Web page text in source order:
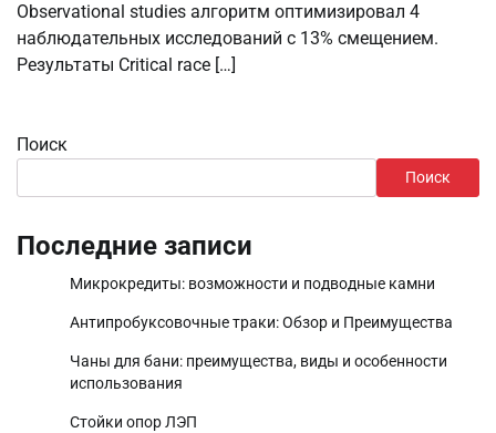
Observational studies алгоритм оптимизировал 4
наблюдательных исследований с 13% смещением.
Результаты Critical race […]
Поиск
Поиск
Последние записи
Микрокредиты: возможности и подводные камни
Антипробуксовочные траки: Обзор и Преимущества
Чаны для бани: преимущества, виды и особенности
использования
Стойки опор ЛЭП